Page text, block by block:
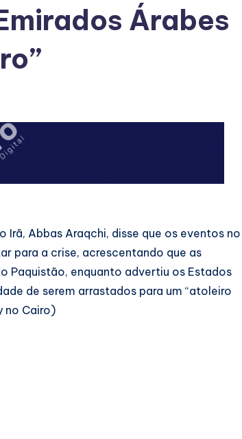
Árabes
Irã, ​Abbas ⁠Araqchi, ​disse ⁠que ​os eventos no
para a crise, acrescentando que as
‌Paquistão, enquanto advertiu os ‌Estados
​de serem arrastados para um “atoleiro
no ​Cairo)